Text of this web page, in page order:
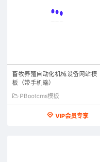
畜牧养殖自动化机械设备网站模
板（带手机端）
PBootcms模板
VIP会员专享